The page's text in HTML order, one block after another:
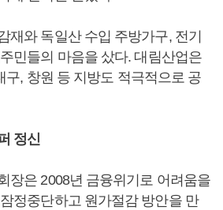
재와 독일산 수입 주방가구, 전기
민들의 마음을 샀다. 대림산업은
구, 창원 등 지방도 적극적으로 공
정신
장은 2008년 금융위기로 어려움을
정중단하고 원가절감 방안을 만